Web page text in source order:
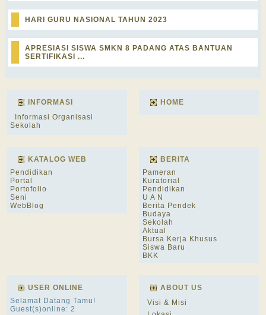
HARI GURU NASIONAL TAHUN 2023
APRESIASI SISWA SMKN 8 PADANG ATAS BANTUAN
SERTIFIKASI ...
INFORMASI
Informasi Organisasi
Sekolah
HOME
KATALOG WEB
Pendidikan
Portal
Portofolio
Seni
WebBlog
BERITA
Pameran
Kuratorial
Pendidikan
U A N
Berita Pendek
Budaya
Sekolah
Aktual
Bursa Kerja Khusus
Siswa Baru
BKK
USER ONLINE
Selamat Datang Tamu!
Guest(s)online: 2
ABOUT US
Visi & Misi